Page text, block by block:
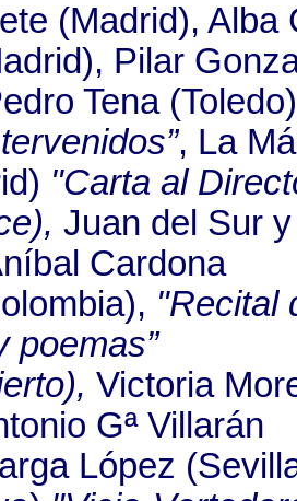
(Madrid), Alba
Pilar
Tena (Toledo)
, La
"Carta al
Juan del Sur y
Cardona
"Recital
poemas”
Victoria
Gª Villarán
López